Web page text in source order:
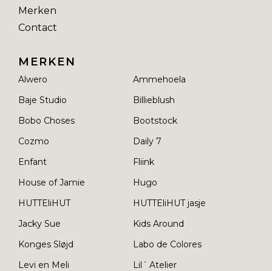
Merken
Contact
MERKEN
Alwero
Ammehoela
Baje Studio
Billieblush
Bobo Choses
Bootstock
Cozmo
Daily 7
Enfant
Fliink
House of Jamie
Hugo
HUTTEliHUT
HUTTEliHUT jasje
Jacky Sue
Kids Around
Konges Sløjd
Labo de Colores
Levi en Meli
Lil´ Atelier